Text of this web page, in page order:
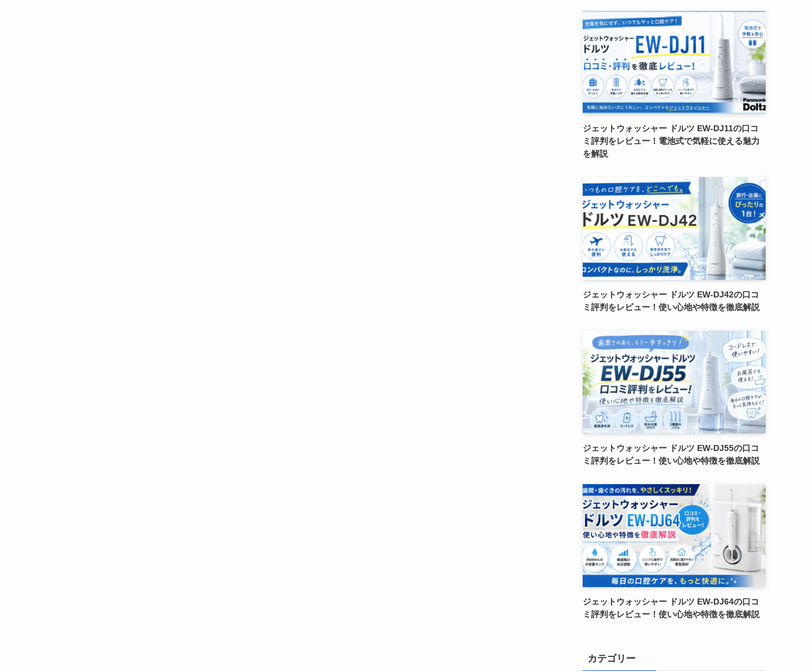
ジェットウォッシャー ドルツ EW-DJ11の口コ
ミ評判をレビュー！電池式で気軽に使える魅力
を解説
ジェットウォッシャー ドルツ EW-DJ42の口コ
ミ評判をレビュー！使い心地や特徴を徹底解説
ジェットウォッシャー ドルツ EW-DJ55の口コ
ミ評判をレビュー！使い心地や特徴を徹底解説
ジェットウォッシャー ドルツ EW-DJ64の口コ
ミ評判をレビュー！使い心地や特徴を徹底解説
カテゴリー